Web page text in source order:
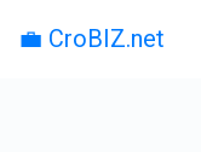
💼 CroBIZ.net